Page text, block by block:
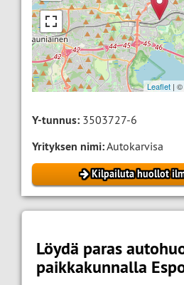
Leaflet | ©
Y-tunnus: 3503727-6
Yrityksen nimi:Autokarvisa
Kilpailuta huollot
Löydä paras
paikkakunnalla